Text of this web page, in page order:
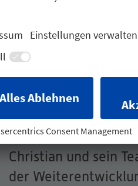
Cybercrime im
KI-Technologien
deren praktische
macht ihn zu einer
Diskussion um die
Vision & Ausblick
Christian und sein
der